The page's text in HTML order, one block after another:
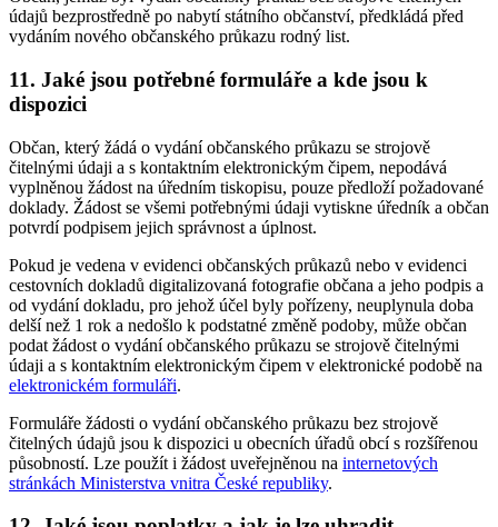
údajů bezprostředně po nabytí státního občanství, předkládá před
vydáním nového občanského průkazu rodný list.
11. Jaké jsou potřebné formuláře a kde jsou k
dispozici
Občan, který žádá o vydání občanského průkazu se strojově
čitelnými údaji a s kontaktním elektronickým čipem, nepodává
vyplněnou žádost na úředním tiskopisu, pouze předloží požadované
doklady. Žádost se všemi potřebnými údaji vytiskne úředník a občan
potvrdí podpisem jejich správnost a úplnost.
Pokud je vedena v evidenci občanských průkazů nebo v evidenci
cestovních dokladů digitalizovaná fotografie občana a jeho podpis a
od vydání dokladu, pro jehož účel byly pořízeny, neuplynula doba
delší než 1 rok a nedošlo k podstatné změně podoby, může občan
podat žádost o vydání občanského průkazu se strojově čitelnými
údaji a s kontaktním elektronickým čipem v elektronické podobě na
elektronickém formuláři.
Formuláře žádosti o vydání občanského průkazu bez strojově
čitelných údajů jsou k dispozici u obecních úřadů obcí s rozšířenou
působností. Lze použít i žádost uveřejněnou na internetových
stránkách Ministerstva vnitra České republiky.